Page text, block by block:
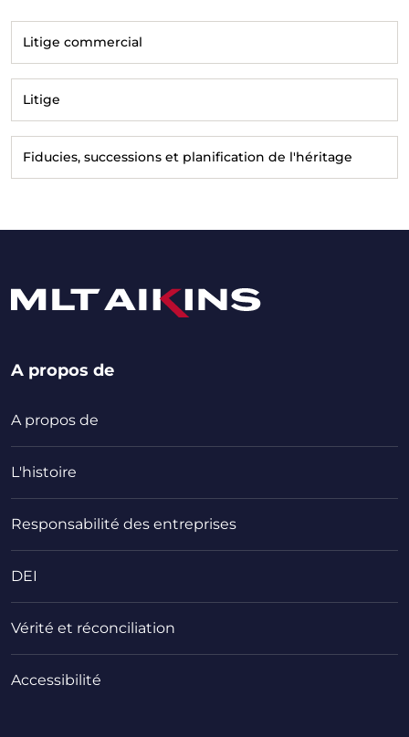
Litige commercial
Litige
Fiducies, successions et planification de l'héritage
A propos de
A propos de
L'histoire
Responsabilité des entreprises
DEI
Vérité et réconciliation
Accessibilité